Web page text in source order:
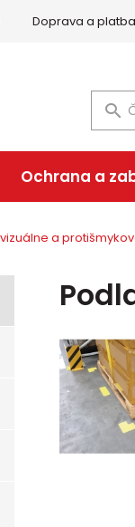
Doprava a platba
Ochrana a
a